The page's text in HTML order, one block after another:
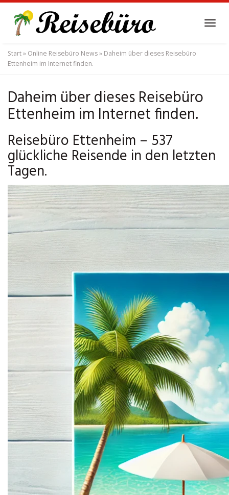
main
content
Start» Online Reisebüro News» Daheim über dieses Reisebüro
Ettenheim im Internet finden.
Daheim über dieses Reisebüro
Ettenheim im Internet finden.
Reisebüro Ettenheim – 537
glückliche Reisende in den letzten
Tagen.